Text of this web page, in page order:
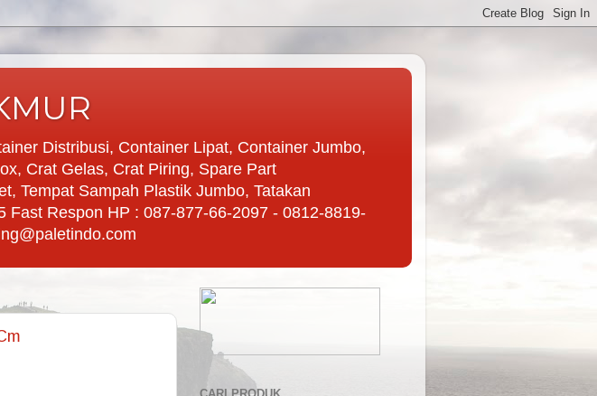
Distribusi, Container Lipat, Container Jumbo,
Crat Gelas, Crat Piring, Spare Part
Tempat Sampah Plastik Jumbo, Tatakan
Fast Respon HP : 087-877-66-2097 - 0812-8819-